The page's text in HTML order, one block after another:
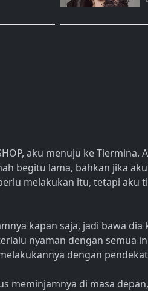
aku menuju ke
begitu lama, bahkan jika
melakukan itu, tetapi aku
kapan saja, jadi bawa dia
nyaman dengan semua
dengan
meminjamnya di masa